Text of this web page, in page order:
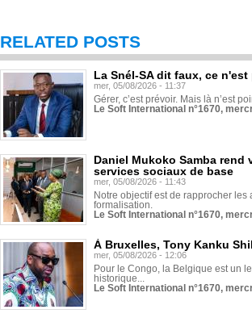
RELATED POSTS
La Snél-SA dit faux, ce
mer, 05/08/2026 - 11:37
Gérer, c’est prévoir. Mais là n’est
Le Soft International n°1670,
Daniel Mukoko Samba rend
services sociaux de base
mer, 05/08/2026 - 11:43
Notre objectif est de rapprocher
formalisation.
Le Soft International n°1670,
À Bruxelles, Tony Kanku
mer, 05/08/2026 - 12:06
Pour le Congo, la Belgique est un
historique...
Le Soft International n°1670,